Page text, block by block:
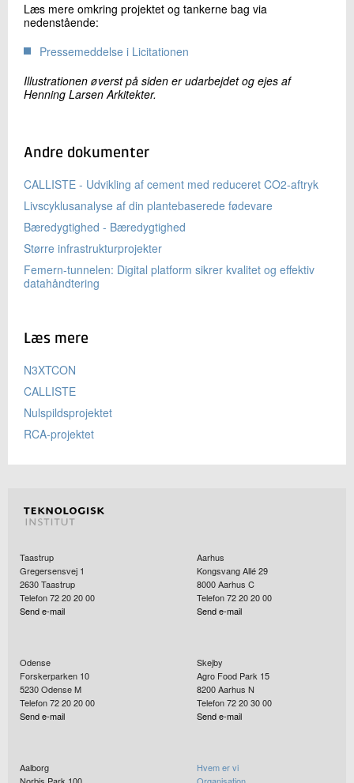
Læs mere omkring projektet og tankerne bag via
nedenstående:
Pressemeddelse i Licitationen
Illustrationen øverst på siden er udarbejdet og ejes af
Henning Larsen Arkitekter.
Andre dokumenter
CALLISTE - Udvikling af cement med reduceret CO2-aftryk
Livscyklusanalyse af din plantebaserede fødevare
Bæredygtighed - Bæredygtighed
Større infrastrukturprojekter
Femern-tunnelen: Digital platform sikrer kvalitet og effektiv
datahåndtering
Læs mere
N3XTCON
CALLISTE
Nulspildsprojektet
RCA-projektet
Taastrup
Gregersensvej 1
2630Taastrup
Telefon 72 20 20 00
Send e-mail
Aarhus
Kongsvang Allé 29
8000Aarhus C
Telefon 72 20 20 00
Send e-mail
Odense
Forskerparken 10
5230Odense M
Telefon 72 20 20 00
Send e-mail
Skejby
Agro Food Park 15
8200Aarhus N
Telefon 72 20 30 00
Send e-mail
Aalborg
Hvem er vi